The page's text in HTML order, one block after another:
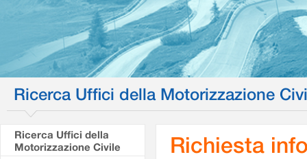
Ricerca Uffici della Motorizzazione
Ricerca Uffici della
Motorizzazione Civile
Richiesta